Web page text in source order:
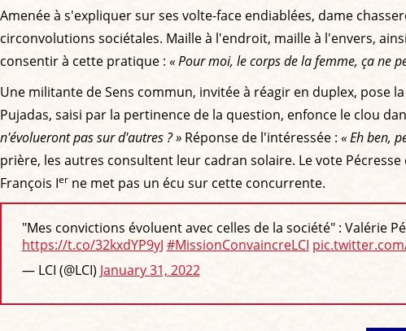
Amenée à s'expliquer sur ses volte-face endiablées, dame
circonvolutions sociétales. Maille à l'endroit, maille à l'envers,
consentir à cette pratique : « Pour moi, le corps de la femme, ça ne
Une militante de Sens commun, invitée à réagir en duplex, pose
Pujadas, saisi par la pertinence de la question, enfonce le clou
n'évolueront pas sur d'autres ? » Réponse de l'intéressée : « Eh ben,
prière, les autres consultent leur cadran solaire. Le vote
François Ier ne met pas un écu sur cette concurrente.
"Mes convictions évoluent avec celles de la société" : Valérie
https://t.co/32kxdYP9yJ #MissionConvaincreLCI
— LCI (@LCI) January 31, 2022